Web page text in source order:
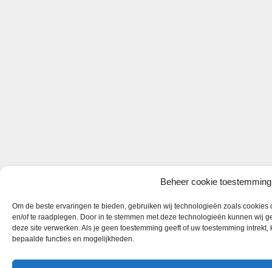
Beheer cookie toestemming
Om de beste ervaringen te bieden, gebruiken wij technologieën zoals
en/of te raadplegen. Door in te stemmen met deze technologieën kunnen wij
deze site verwerken. Als je geen toestemming geeft of uw toestemming
bepaalde functies en mogelijkheden.